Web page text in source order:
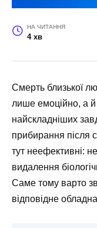
НА ЧИТАННЯ
4 хв
Смерть близької
лише емоційно, а
найскладніших
прибирання після
тут неефективні:
видалення
Саме тому варто
відповідне